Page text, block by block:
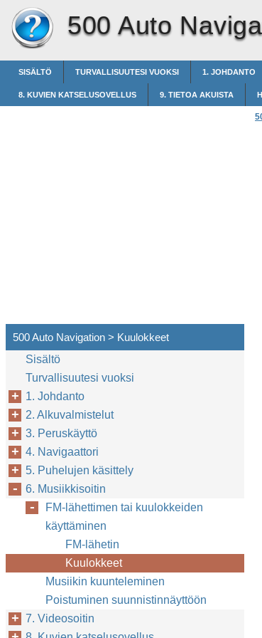
500 Auto
SISÄLTÖ TURVALLISUUTESI VUOKSI 1. JOHDANTO
8. KUVIEN KATSELUSOVELLUS 9. TIETOA AKUISTA
500 Auto Navigation > Kuulokkeet
Sisältö
Turvallisuutesi vuoksi
1. Johdanto
2. Alkuvalmistelut
3. Peruskäyttö
4. Navigaattori
5. Puhelujen käsittely
6. Musiikkisoitin
FM-lähettimen tai kuulokkeiden
käyttäminen
FM-lähetin
Kuulokkeet
Musiikin kuunteleminen
Poistuminen suunnistinnäyttöön
7. Videosoitin